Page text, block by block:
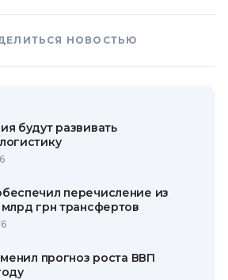
НОВОСТЬЮ
будут развивать
перечисление из
грн трансфертов
прогноз роста ВВП